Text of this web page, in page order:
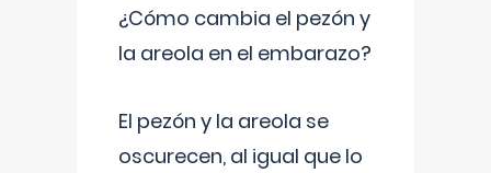
¿Cómo cambia el pezón y
la areola en el embarazo?
El pezón y la areola se
oscurecen, al igual que lo